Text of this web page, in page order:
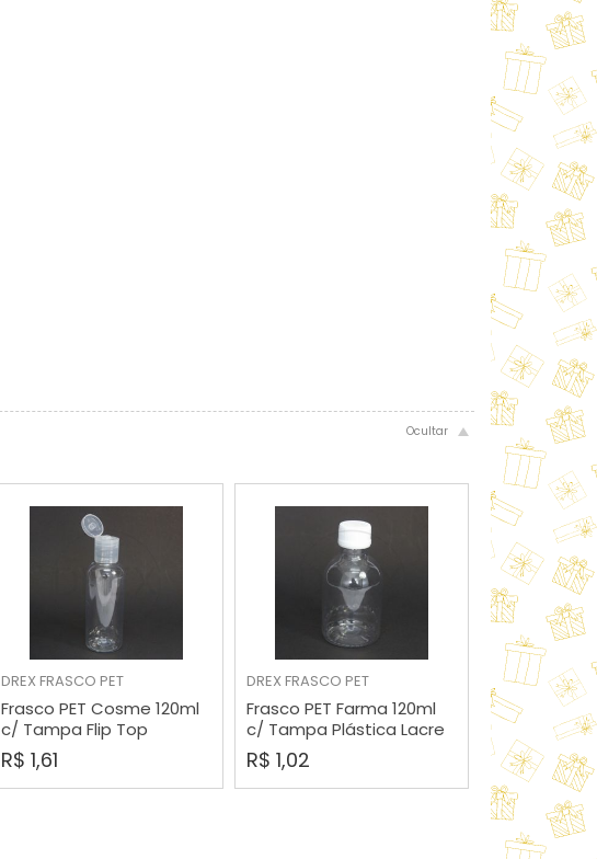
DREX FRASCO PET
Frasco PET Cosme 120ml
c/ Tampa Flip Top
R$ 1,61
COMPRAR DREX FRASCO PET
Frasco PET Farma 120ml
c/ Tampa Plástica Lacre
R$ 1,02
COMPRAR